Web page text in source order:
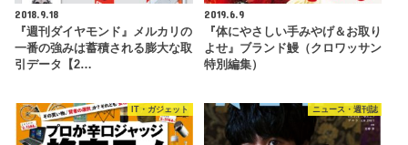
2018.9.18
『週刊ダイヤモンド』メルカリの
一番の強みは蓄積される膨大な取
引データ【2…
2019.6.9
『体にやさしい手みやげ＆お取り
よせ』ブランド鰻（クロワッサン
特別編集）
IT・ガジェット ニュース・週刊誌